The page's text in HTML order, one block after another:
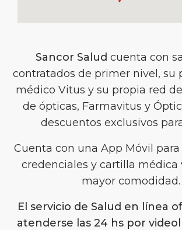
Sancor Salud cuenta con
contratados de primer nivel, su
médico Vitus y su propia red
de ópticas, Farmavitus y
descuentos exclusivos
Cuenta con una App Móvil
credenciales y cartilla médica
mayor comodidad.
El servicio de Salud en línea
atenderse las 24 hs por